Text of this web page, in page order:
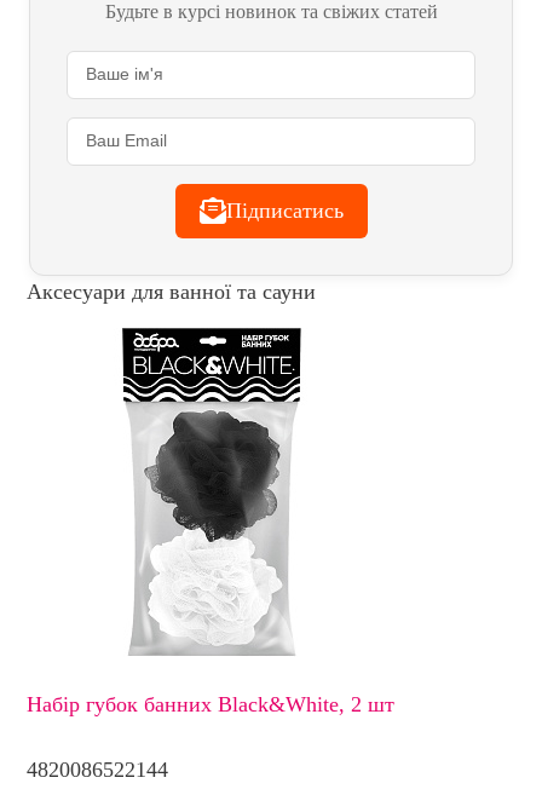
Будьте в курсі новинок та свіжих статей
Підписатись
Аксесуари для ванної та сауни
Набір губок банних Black&White, 2 шт
4820086522144